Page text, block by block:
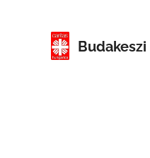
Budakeszi